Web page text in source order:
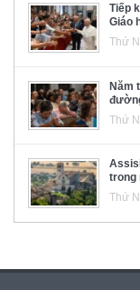
Tiếp
Giáo
Thứ
Năm
Thứ
trong
Thứ